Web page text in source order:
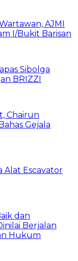
AJMI
I/Bukit Barisan
Sibolga
BRIZZI
Chairun
Gejala
Alat Escavator
dan
Berjalan
Hukum